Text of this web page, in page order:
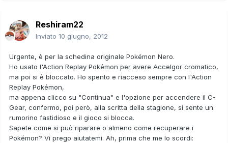
Reshiram22
Inviato 10 giugno, 2012
Urgente, è per la schedina originale Pokémon Nero.
Ho usato l'Action Replay Pokémon per avere Accelgor cromatico,
ma poi si è bloccato. Ho spento e riacceso sempre con l'Action
Replay Pokémon,
ma appena clicco su "Continua" e l'opzione per accendere il C-
Gear, confermo, poi però, alla scritta della stagione, si sente un
rumorino fastidioso e il gioco si blocca.
Sapete come si può riparare o almeno come recuperare i
Pokémon? Vi prego aiutatemi. Ah, prima che me lo scordi: